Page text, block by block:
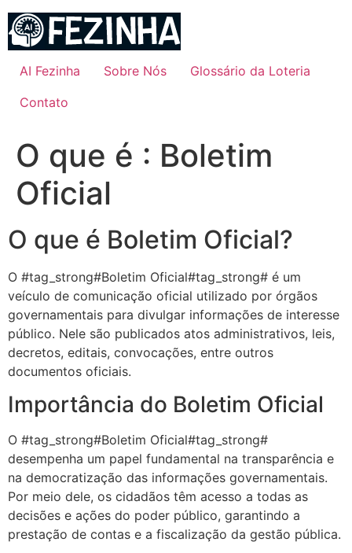
para
conteúdo
AI Fezinha Sobre Nós
Glossário da Loteria
Contato
O que é : Boletim
Oficial
O que é Boletim Oficial?
O #tag_strong#Boletim Oficial#tag_strong# é um
veículo de comunicação oficial utilizado por órgãos
governamentais para divulgar informações de interesse
público. Nele são publicados atos administrativos, leis,
decretos, editais, convocações, entre outros
documentos oficiais.
Importância do Boletim Oficial
O #tag_strong#Boletim Oficial#tag_strong#
desempenha um papel fundamental na transparência e
na democratização das informações governamentais.
Por meio dele, os cidadãos têm acesso a todas as
decisões e ações do poder público, garantindo a
prestação de contas e a fiscalização da gestão pública.